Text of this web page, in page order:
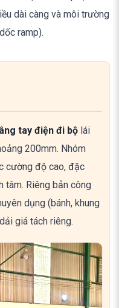
dài càng và môi trường
ramp).
tay điện đi bộ lái
200mm. Nhóm
cường độ cao, đặc
tâm. Riêng bản công
dụng (bánh, khung
giá tách riêng.